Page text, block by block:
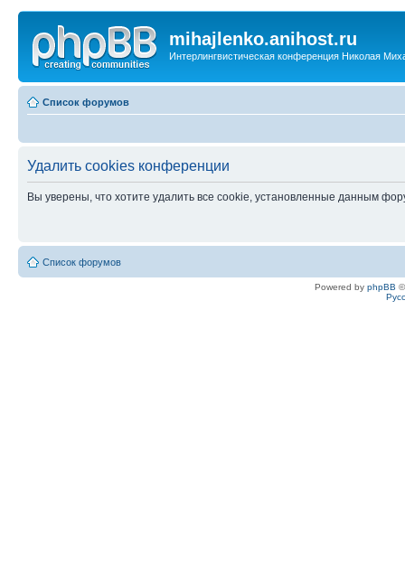
mihajlenko.anihost.ru
Интерлингвистическая конференция Николая
Список форумов
Удалить cookies конференции
Вы уверены, что хотите удалить все cookie, установленные данным
Список форумов
Powered by phpBB